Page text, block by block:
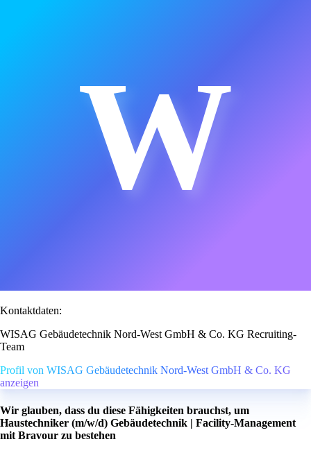
W
Kontaktdaten:
WISAG Gebäudetechnik Nord-West GmbH & Co. KG Recruiting-
Team
Profil von WISAG Gebäudetechnik Nord-West GmbH & Co. KG
anzeigen
Wir glauben, dass du diese Fähigkeiten brauchst, um
Haustechniker (m/w/d) Gebäudetechnik | Facility-Management
mit Bravour zu bestehen